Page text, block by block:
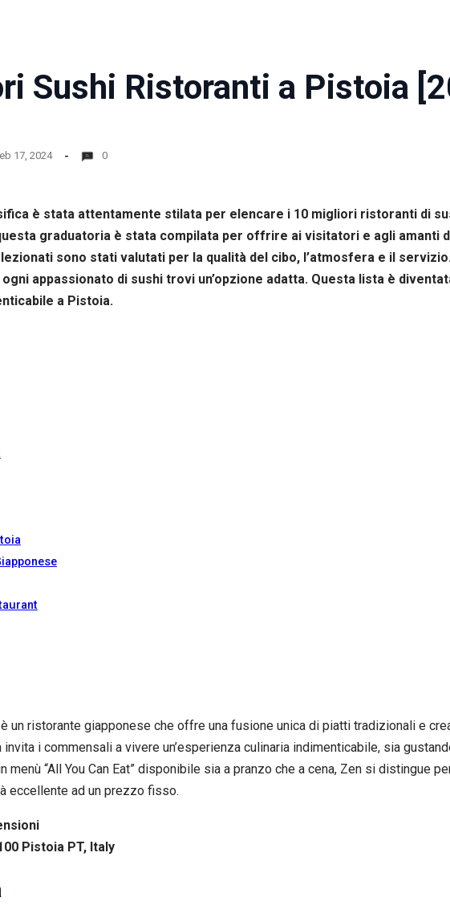
Sushi Ristoranti a Pistoia
17, 2024 0
è stata attentamente stilata per elencare i 10 migliori ristoranti di
graduatoria è stata compilata per offrire ai visitatori e agli amanti
sono stati valutati per la qualità del cibo, l’atmosfera e il
appassionato di sushi trovi un’opzione adatta. Questa lista è
a Pistoia.
un ristorante giapponese che offre una fusione unica di piatti tradizionali e
i commensali a vivere un’esperienza culinaria indimenticabile, sia
menù “All You Can Eat” disponibile sia a pranzo che a cena, Zen si distingue
eccellente ad un prezzo fisso.
Pistoia PT, Italy